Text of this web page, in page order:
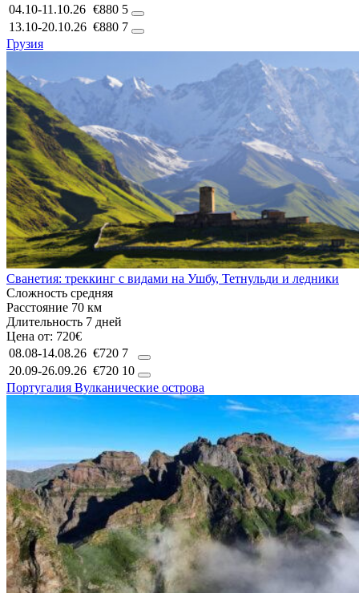
04.10-11.10.26 €880 5
13.10-20.10.26 €880 7
Грузия
Сванетия: треккинг с видами на Ушбу, Тетнульди и ледники
Сложность средняя
Расстояние 70 км
Длительность 7 дней
Цена от: 720€
08.08-14.08.26 €720 7
20.09-26.09.26 €720 10
Португалия Вулканические острова